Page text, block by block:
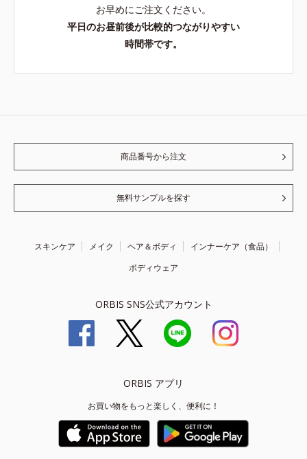
お早めにご注文ください。
平日のお昼前後が比較的つながりやすい
時間帯です。
商品番号から注文
無料サンプルを探す
スキンケア メイク ヘア＆ボディ
インナーケア（食品）
ボディウェア
ORBIS SNS公式アカウント
ORBIS アプリ
お買い物をもっと楽しく、便利に！